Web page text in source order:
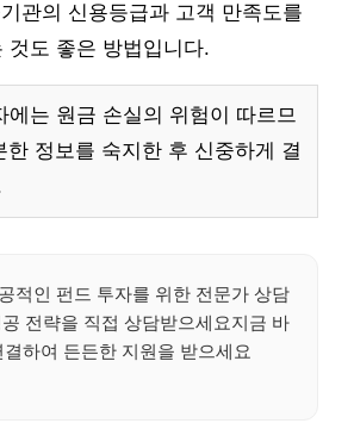
관의 신용등급과 고객 만족도를
것도 좋은 방법입니다.
에는 원금 손실의 위험이 따르므
한 정보를 숙지한 후 신중하게 결
적인 펀드 투자를 위한 전문가 상담
전략을 직접 상담받으세요지금 바
하여 든든한 지원을 받으세요